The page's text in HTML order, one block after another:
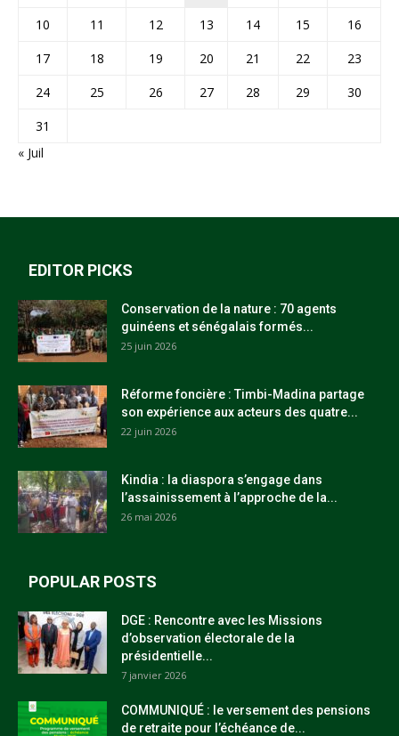
10
11 12 13 14 15
16
17
18 19 20 21 22
23
24
25 26 27 28 29
30
31
« Juil
EDITOR PICKS
Conservation de la nature : 70 agents
guinéens et sénégalais formés...
25 juin 2026
Réforme foncière : Timbi-Madina partage
son expérience aux acteurs des quatre...
22 juin 2026
Kindia : la diaspora s’engage dans
l’assainissement à l’approche de la...
26 mai 2026
POPULAR POSTS
DGE : Rencontre avec les Missions
d’observation électorale de la
présidentielle...
7 janvier 2026
COMMUNIQUÉ : le versement des pensions
de retraite pour l’échéance de...